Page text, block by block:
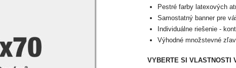
Pestré farby latexových
Samostatný banner pre
Individuálne riešenie -
Výhodné množstevné
VYBERTE SI VLASTNOSTI